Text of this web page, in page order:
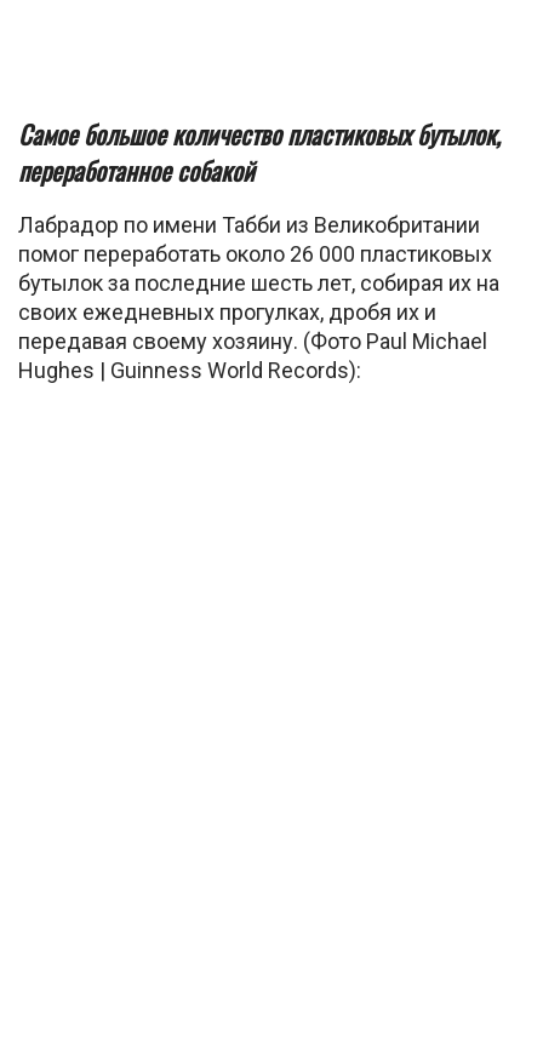
Самое большое количество пластиковых бутылок,
переработанное собакой
Лабрадор по имени Табби из Великобритании
помог переработать около 26 000 пластиковых
бутылок за последние шесть лет, собирая их на
своих ежедневных прогулках, дробя их и
передавая своему хозяину. (Фото Paul Michael
Hughes | Guinness World Records):